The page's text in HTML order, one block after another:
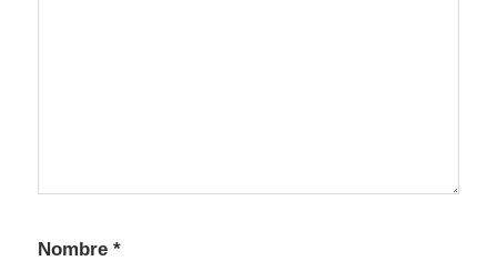
Nombre *